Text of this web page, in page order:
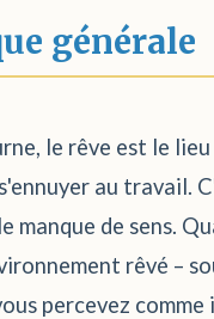
générale
le rêve est le
au travail.
manque de sens.
rêvé –
percevez